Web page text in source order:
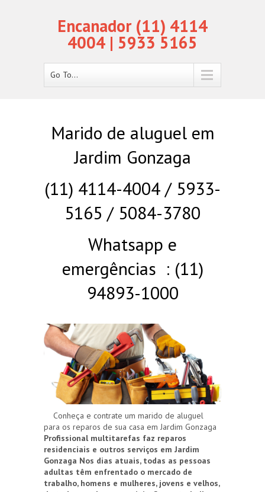
Encanador (11) 4114
4004 | 5933 5165
Go To...
Marido de aluguel em
Jardim Gonzaga
(11) 4114-4004 / 5933-
5165 / 5084-3780
Whatsapp e
emergências : (11)
94893-1000
Conheça e contrate um marido de aluguel
para os reparos de sua casa em Jardim Gonzaga
Profissional multitarefas faz reparos
residenciais e outros serviços em Jardim
Gonzaga Nos dias atuais, todas as pessoas
adultas têm enfrentado o mercado de
trabalho, homens e mulheres, jovens e velhos,